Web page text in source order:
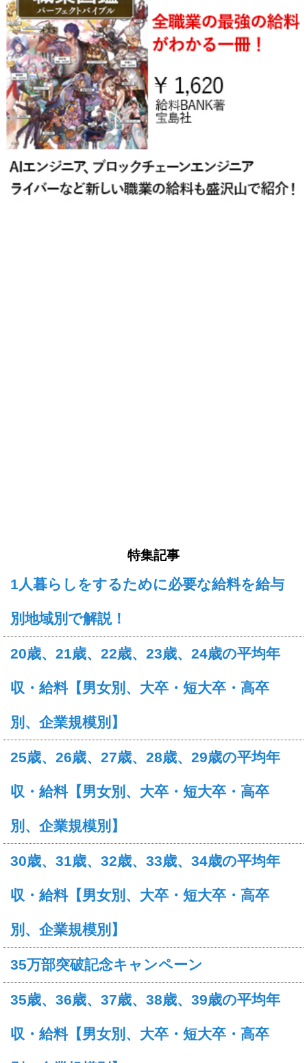
特集記事
1人暮らしをするために必要な給料を給与
別地域別で解説！
20歳、21歳、22歳、23歳、24歳の平均年
収・給料【男女別、大卒・短大卒・高卒
別、企業規模別】
25歳、26歳、27歳、28歳、29歳の平均年
収・給料【男女別、大卒・短大卒・高卒
別、企業規模別】
30歳、31歳、32歳、33歳、34歳の平均年
収・給料【男女別、大卒・短大卒・高卒
別、企業規模別】
35万部突破記念キャンペーン
35歳、36歳、37歳、38歳、39歳の平均年
収・給料【男女別、大卒・短大卒・高卒